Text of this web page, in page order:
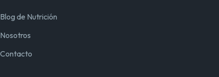
Blog de Nutrición
Nosotros
Contacto